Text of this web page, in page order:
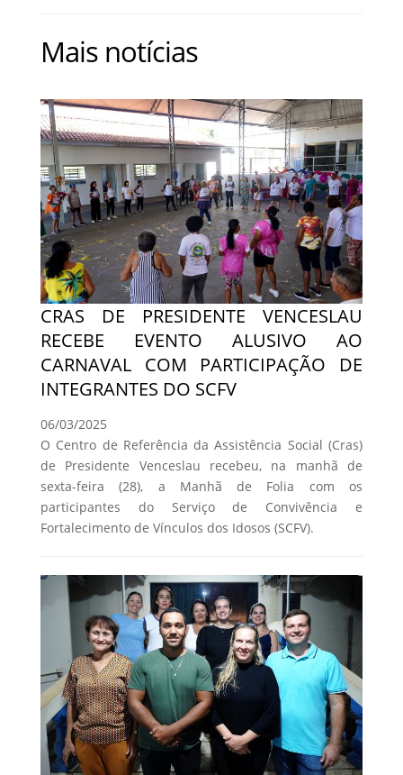
Mais notícias
CRAS DE PRESIDENTE VENCESLAU
RECEBE EVENTO ALUSIVO AO
CARNAVAL COM PARTICIPAÇÃO DE
INTEGRANTES DO SCFV
06/03/2025
O Centro de Referência da Assistência Social (Cras)
de Presidente Venceslau recebeu, na manhã de
sexta-feira (28), a Manhã de Folia com os
participantes do Serviço de Convivência e
Fortalecimento de Vínculos dos Idosos (SCFV).